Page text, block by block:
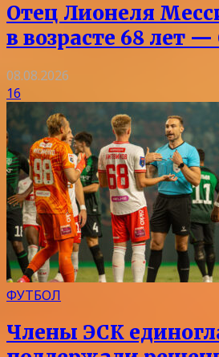
Отец Лионеля
в возрасте 68 лет
08.08.2026
16
ФУТБОЛ
Члены ЭСК